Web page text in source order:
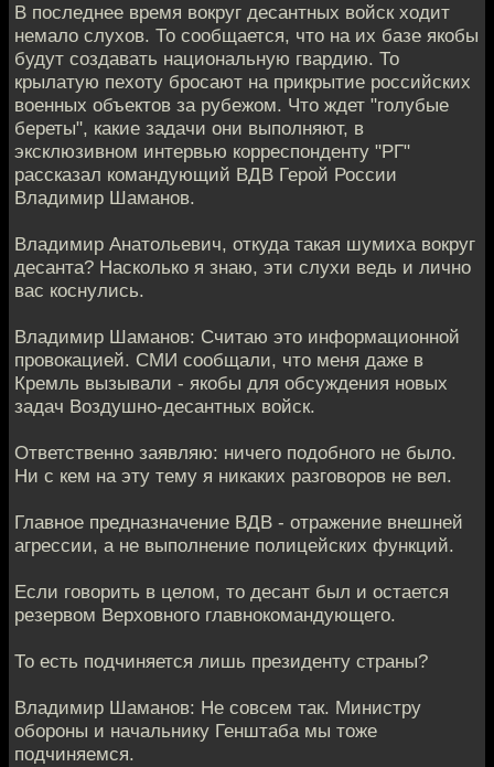
В последнее время вокруг десантных войск ходит
немало слухов. То сообщается, что на их базе якобы
будут создавать национальную гвардию. То
крылатую пехоту бросают на прикрытие российских
военных объектов за рубежом. Что ждет "голубые
береты", какие задачи они выполняют, в
эксклюзивном интервью корреспонденту "РГ"
рассказал командующий ВДВ Герой России
Владимир Шаманов.
Владимир Анатольевич, откуда такая шумиха вокруг
десанта? Насколько я знаю, эти слухи ведь и лично
вас коснулись.
Владимир Шаманов: Считаю это информационной
провокацией. СМИ сообщали, что меня даже в
Кремль вызывали - якобы для обсуждения новых
задач Воздушно-десантных войск.
Ответственно заявляю: ничего подобного не было.
Ни с кем на эту тему я никаких разговоров не вел.
Главное предназначение ВДВ - отражение внешней
агрессии, а не выполнение полицейских функций.
Если говорить в целом, то десант был и остается
резервом Верховного главнокомандующего.
То есть подчиняется лишь президенту страны?
Владимир Шаманов: Не совсем так. Министру
обороны и начальнику Генштаба мы тоже
подчиняемся.